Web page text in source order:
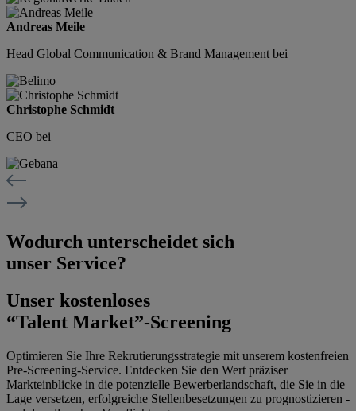
Andreas Meile
Head Global Communication & Brand Management bei
Christophe Schmidt
CEO bei
Wodurch unterscheidet sich
unser Service?
Unser kostenloses
“Talent Market”-Screening
Optimieren Sie Ihre Rekrutierungsstrategie mit unserem kostenfreien
Pre-Screening-Service. Entdecken Sie den Wert präziser
Markteinblicke in die potenzielle Bewerberlandschaft, die Sie in die
Lage versetzen, erfolgreiche Stellenbesetzungen zu prognostizieren -